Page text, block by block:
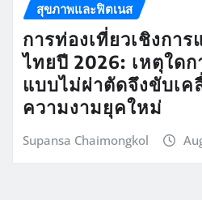
สุขภาพและฟิตเนส
การท่องเที่ยวเชิงกา
ไทยปี 2026: เหตุใดก
แบบไม่ผ่าตัดจึงขับเค
ความงามยุคใหม่
Supansa Chaimongkol